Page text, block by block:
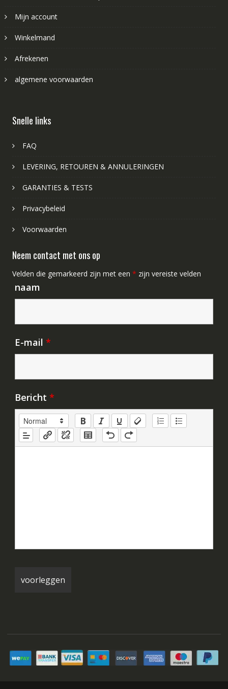
Mijn account
Winkelmand
Afrekenen
algemene voorwaarden
Snelle links
FAQ
LEVERING, RETOUREN & ANNULERINGEN
GARANTIES & TESTS
Privacybeleid
Voorwaarden
Neem contact met ons op
Velden die gemarkeerd zijn met een * zijn vereiste velden
naam
E-mail *
Bericht *